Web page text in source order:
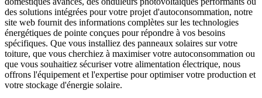
des solutions intégrées pour votre projet d'autoconsommation, notre
site web fournit des informations complètes sur les technologies
énergétiques de pointe conçues pour répondre à vos besoins
spécifiques. Que vous installiez des panneaux solaires sur votre
toiture, que vous cherchiez à maximiser votre autoconsommation ou
que vous souhaitiez sécuriser votre alimentation électrique, nous
offrons l'équipement et l'expertise pour optimiser votre production et
votre stockage d'énergie solaire.